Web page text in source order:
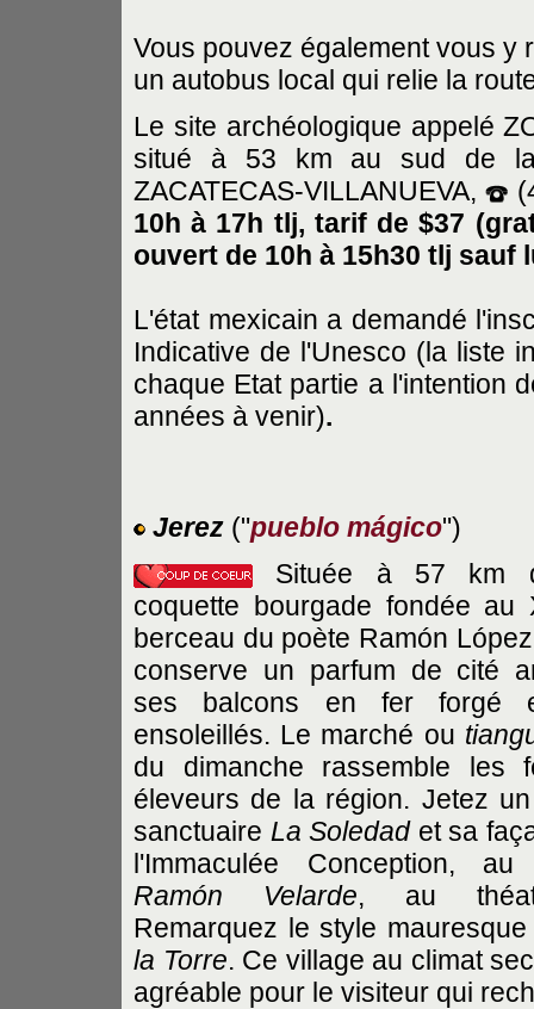
Vous pouvez également vous y
un autobus local qui relie la
Le site archéologique appelé
situé à 53 km au sud de
ZACATECAS-VILLANUEVA,
10h à 17h tlj, tarif de $37
ouvert de 10h à 15h30 tlj sauf
L'état mexicain a demandé
Indicative de l'Unesco (la liste
chaque Etat partie a l'intention
années à venir).
Jerez ("pueblo mágico")
Située à 57 km
coquette bourgade fondée au
berceau du poète Ramón
conserve un parfum de cité
ses balcons en fer forgé
ensoleillés. Le marché ou
du dimanche rassemble les
éleveurs de la région. Jetez
sanctuaire La Soledadet sa
l'Immaculée Conception,
Ramón Velarde, au
Remarquez le style
la Torre. Ce village au climat
agréable pour le visiteur qui